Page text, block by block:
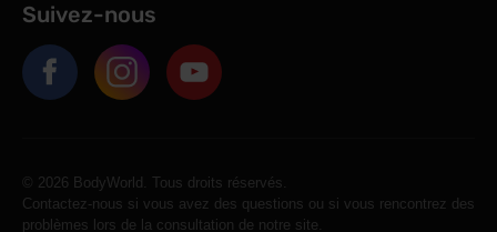
Suivez-nous
© 2026 BodyWorld. Tous droits réservés.
Contactez-nous si vous avez des questions ou si vous rencontrez des
problèmes lors de la consultation de notre site.